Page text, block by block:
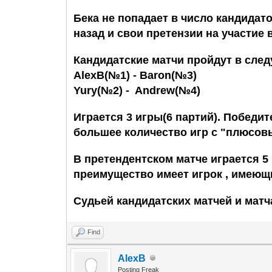
Бека не попадает в число
назад и свои претензии на
Кандидатские матчи пройдут в
AlexB(№1) - Baron(№3)
Yury(№2) - Andrew(№4)
Играется 3 игры(6 партий).
большее количество игр с
В претендентском матче играется
преимущество имеет игрок ,
Судьей кандидатских матчей и
Find
AlexB
Posting Freak